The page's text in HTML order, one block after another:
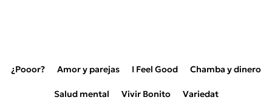
¿Pooor? Amor y parejas I Feel Good Chamba y dinero
Salud mental Vivir Bonito Variedat